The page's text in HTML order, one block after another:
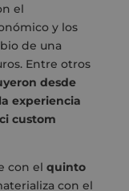
el
y los
de una
Entre otros
desde
experiencia
custom
con el quinto
con el